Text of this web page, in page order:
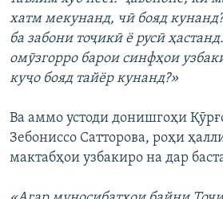
хатм мекунанд, чӣ бояд
ба забони тоҷикӣ ё русӣ
омӯзгорро барои синфҳои
куҷо бояд тайёр кунанд?»
Ва аммо устоди донишгоҳи
Зебониссо Сатторова, роҳи
мактабҳои узбакиро на дар